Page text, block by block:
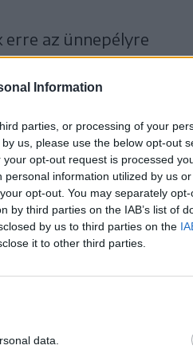
Information
parties, or processing of your
us, please use the below opt-out
opt-out request is processed
information utilized by us
opt-out. You may separately
by third parties on the IAB’s list of
by us to third parties on the
it to other third parties.
data.
az ünnepélyre
szenteljék
helyi
A papszentelést
közösségi oldalán, de